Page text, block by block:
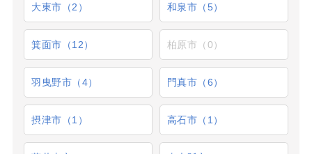
大東市（2） 和泉市（5）
箕面市（12） 柏原市（0）
羽曳野市（4） 門真市（6）
摂津市（1） 高石市（1）